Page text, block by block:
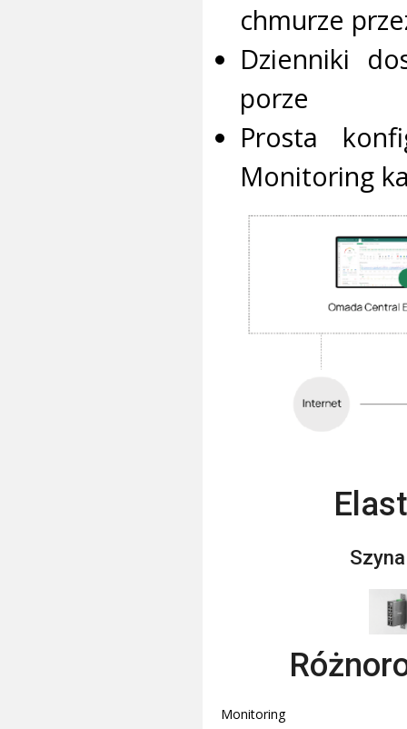
chmurze
Dzienniki
porze
Prosta
Monitoring
Monitoring